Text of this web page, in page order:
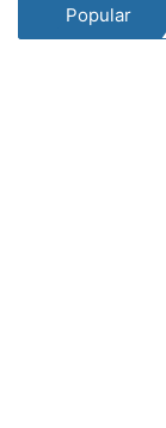
Popular